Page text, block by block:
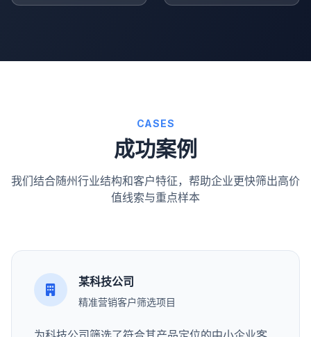
CASES
成功案例
我们结合随州行业结构和客户特征，帮助企业更快筛出高价
值线索与重点样本
某科技公司
精准营销客户筛选项目